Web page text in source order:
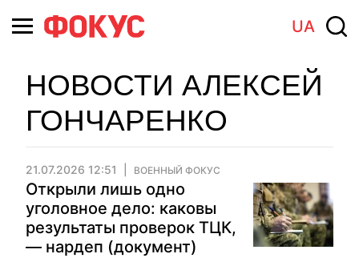
UA
НОВОСТИ АЛЕКСЕЙ
ГОНЧАРЕНКО
21.07.2026 12:51 ВОЕННЫЙ ФОКУС
Открыли лишь одно
уголовное дело: каковы
результаты проверок ТЦК,
— нардеп (документ)